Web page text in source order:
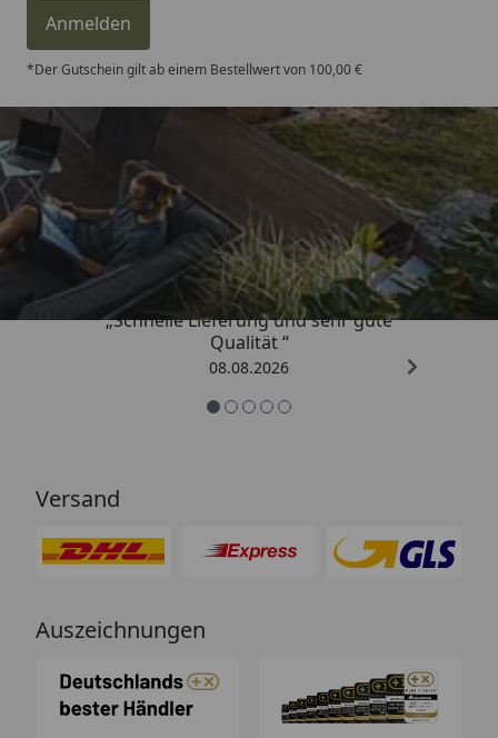
Anmelden
*Der Gutschein gilt ab einem Bestellwert von 100,00 €
Trusted Shops
4,81/ 5
„Schnelle Lieferung und sehr gute
Qualität “
08.08.2026
Versand
Auszeichnungen